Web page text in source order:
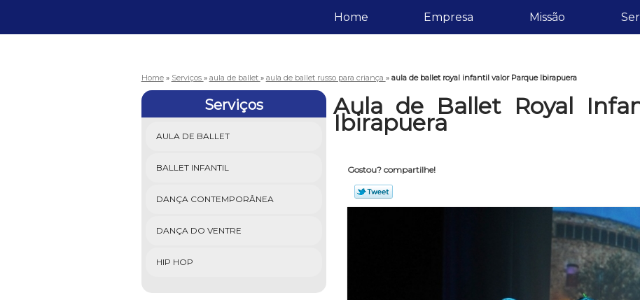
Home Empresa Missão
Home » Serviços » aula de ballet » aula de ballet russo para criança » aula de ballet royal infantil valor Parque Ibirapuera
Serviços
AULA DE BALLET
BALLET INFANTIL
DANÇA CONTEMPORÂNEA
DANÇA DO VENTRE
HIP HOP
Aula de Ballet Royal
Ibirapuera
Gostou? compartilhe!